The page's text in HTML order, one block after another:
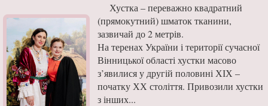
Хустка – переважно квадратний
(прямокутний) шматок тканини,
зазвичай до 2 метрів.
На теренах України і території сучасної
Вінницької області хустки масово
з’явилися у другій половині ХІХ –
початку ХХ століття. Привозили хустки
з інших...